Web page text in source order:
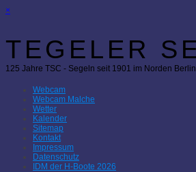
×
TEGELER
125 Jahre TSC - Segeln seit 1901 im Norden
Webcam
Webcam Malche
Wetter
Kalender
Sitemap
Kontakt
Impressum
Datenschutz
IDM der H-Boote 2026